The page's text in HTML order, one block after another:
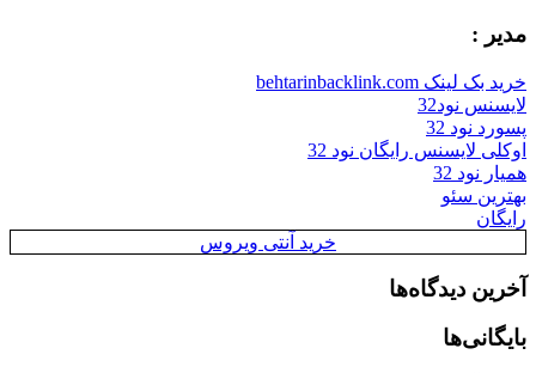
مدیر :
خرید بک لینک behtarinbacklink.com
لایسنس نود32
پسورد نود 32
اوکلی لایسنس رایگان نود 32
همیار نود 32
بهترین سئو
رایگان
خرید آنتی ویروس
آخرین دیدگاه‌ها
بایگانی‌ها